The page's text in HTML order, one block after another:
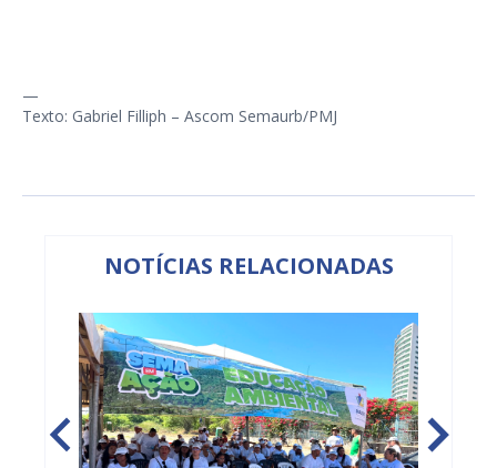
—
Texto: Gabriel Filliph – Ascom Semaurb/PMJ
NOTÍCIAS RELACIONADAS